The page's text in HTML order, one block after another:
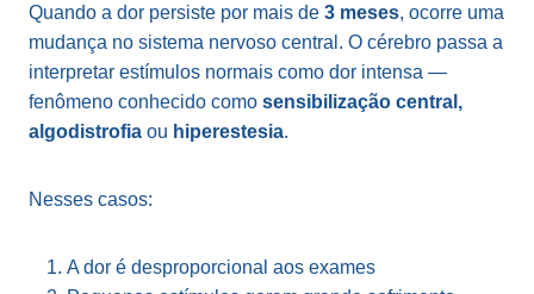
Quando a dor persiste por mais de 3 meses, ocorre uma
mudança no sistema nervoso central. O cérebro passa a
interpretar estímulos normais como dor intensa —
fenômeno conhecido como sensibilização central ,
algodistrofia ou hiperestesia.
Nesses casos:
A dor é desproporcional aos exames